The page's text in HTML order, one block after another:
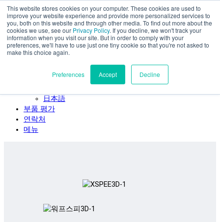
This website stores cookies on your computer. These cookies are used to
improve your website experience and provide more personalized services to
you, both on this website and through other media. To find out more about the
cookies we use, see our Privacy Policy. If you decline, we won't track your
information when you visit our site. But in order to comply with your
preferences, we'll have to use just one tiny cookie so that you're not asked to
make this choice again.
Preferences Accept Decline
주요 콘텐츠로 건너뛰기
SPEE3D
한국어
English
Español
Français
日本語
부품 평가
연락처
메뉴